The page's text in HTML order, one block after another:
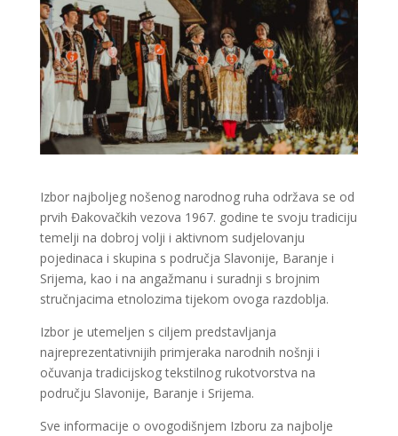
Izbor najboljeg nošenog narodnog ruha održava se od
prvih Đakovačkih vezova 1967. godine te svoju tradiciju
temelji na dobroj volji i aktivnom sudjelovanju
pojedinaca i skupina s područja Slavonije, Baranje i
Srijema, kao i na angažmanu i suradnji s brojnim
stručnjacima etnolozima tijekom ovoga razdoblja.
Izbor je utemeljen s ciljem predstavljanja
najreprezentativnijih primjeraka narodnih nošnji i
očuvanja tradicijskog tekstilnog rukotvorstva na
području Slavonije, Baranje i Srijema.
Sve informacije o ovogodišnjem Izboru za najbolje